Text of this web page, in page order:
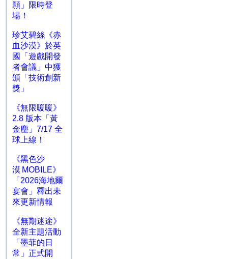
願」限時登
場！
珍艾碧絲《赤
血沙漠》於英
國「遊戲開發
者會議」中獲
頒「技術創新
獎」
《無限暖暖》
2.8 版本「黃
金塵」7/17 全
球上線！
《黑色沙
漠 MOBILE》
「2026海地爾
宴會」釋出未
來更新情報
《無期迷途》
全新主題活動
「墨菲的日
常」正式開